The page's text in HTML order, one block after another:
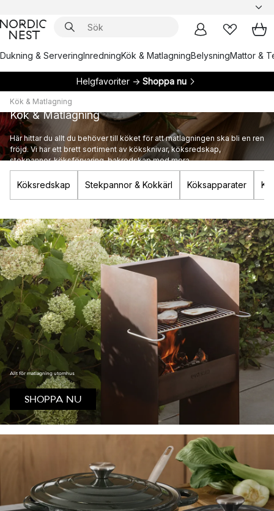
Dukning & ServeringInredningKök & MatlagningBelysningMattor &
Helgfavoriter → Shoppa nu
Kök & Matlagning
Kök & Matlagning
Här hittar du allt du behöver till köket för att matlagningen ska bli en ren
fröjd. Vi har ett brett sortiment av köksknivar, köksredskap,
stekpannor, köksförvaring, bakredskap med mera.
Köksredskap Stekpannor & Kokkärl Köksapparater
Allt för matlagning utomhus
SHOPPA NU